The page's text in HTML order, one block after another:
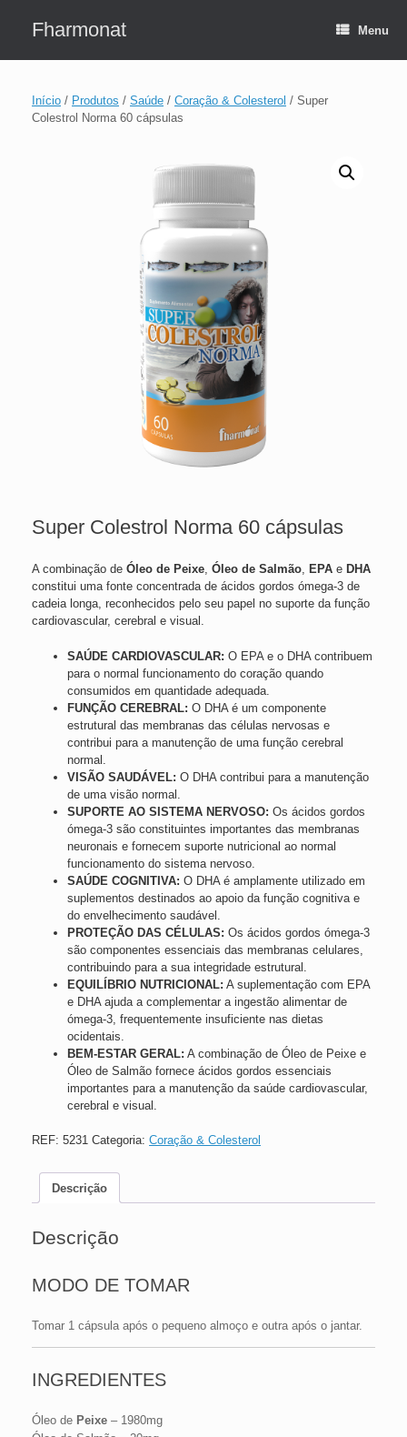
Fharmonat Menu
Início / Produtos / Saúde / Coração & Colesterol / Super
Colestrol Norma 60 cápsulas
Super Colestrol Norma 60 cápsulas
A combinação de Óleo de Peixe, Óleo de Salmão, EPA e DHA
constitui uma fonte concentrada de ácidos gordos ómega-3 de
cadeia longa, reconhecidos pelo seu papel no suporte da função
cardiovascular, cerebral e visual.
SAÚDE CARDIOVASCULAR: O EPA e o DHA contribuem
para o normal funcionamento do coração quando
consumidos em quantidade adequada.
FUNÇÃO CEREBRAL: O DHA é um componente
estrutural das membranas das células nervosas e
contribui para a manutenção de uma função cerebral
normal.
VISÃO SAUDÁVEL: O DHA contribui para a manutenção
de uma visão normal.
SUPORTE AO SISTEMA NERVOSO: Os ácidos gordos
ómega-3 são constituintes importantes das membranas
neuronais e fornecem suporte nutricional ao normal
funcionamento do sistema nervoso.
SAÚDE COGNITIVA: O DHA é amplamente utilizado em
suplementos destinados ao apoio da função cognitiva e
do envelhecimento saudável.
PROTEÇÃO DAS CÉLULAS: Os ácidos gordos ómega-3
são componentes essenciais das membranas celulares,
contribuindo para a sua integridade estrutural.
EQUILÍBRIO NUTRICIONAL: A suplementação com EPA
e DHA ajuda a complementar a ingestão alimentar de
ómega-3, frequentemente insuficiente nas dietas
ocidentais.
BEM-ESTAR GERAL: A combinação de Óleo de Peixe e
Óleo de Salmão fornece ácidos gordos essenciais
importantes para a manutenção da saúde cardiovascular,
cerebral e visual.
REF: 5231 Categoria: Coração & Colesterol
Descrição
Descrição
MODO DE TOMAR
Tomar 1 cápsula após o pequeno almoço e outra após o jantar.
INGREDIENTES
Óleo de Peixe – 1980mg